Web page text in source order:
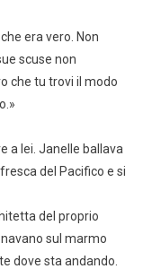
era vero. Non
scuse non
che tu trovi il modo
a lei. Janelle ballava
del Pacifico e si
del proprio
sul marmo
dove sta andando.